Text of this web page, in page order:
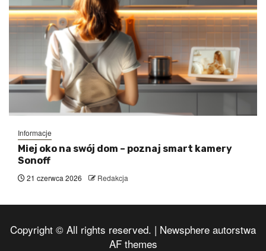
Informacje
Miej oko na swój dom – poznaj smart kamery
Sonoff
21 czerwca 2026 Redakcja
Copyright © All rights reserved. | Newsphere autorstwa
AF themes